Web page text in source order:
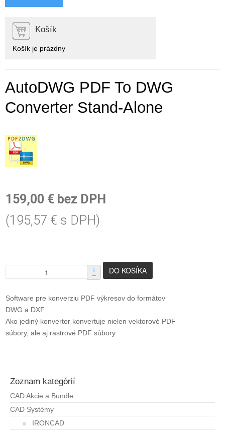
Košík
Košík je prázdny
AutoDWG PDF To DWG
Converter Stand-Alone
159,00 € bez DPH
(195,57 € s DPH)
+
–
Software pre konverziu PDF výkresov do formátov
DWG a DXF
Ako jediný konvertor konvertuje nielen vektorové PDF
súbory, ale aj rastrové PDF súbory
Zoznam kategórií
CAD Akcie a Bundle
CAD Systémy
IRONCAD